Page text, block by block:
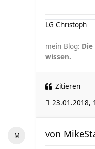
LG Christoph
mein Blog:
wissen.
Zitieren
23.01.2018,
von